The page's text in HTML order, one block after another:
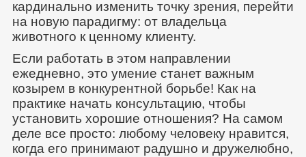
кардинально изменить точку зрения, перейти
на новую парадигму: от владельца
животного к ценному клиенту.
Если работать в этом направлении
ежедневно, это умение станет важным
козырем в конкурентной борьбе! Как на
практике начать консультацию, чтобы
установить хорошие отношения? На самом
деле все просто: любому человеку нравится,
когда его принимают радушно и дружелюбно,